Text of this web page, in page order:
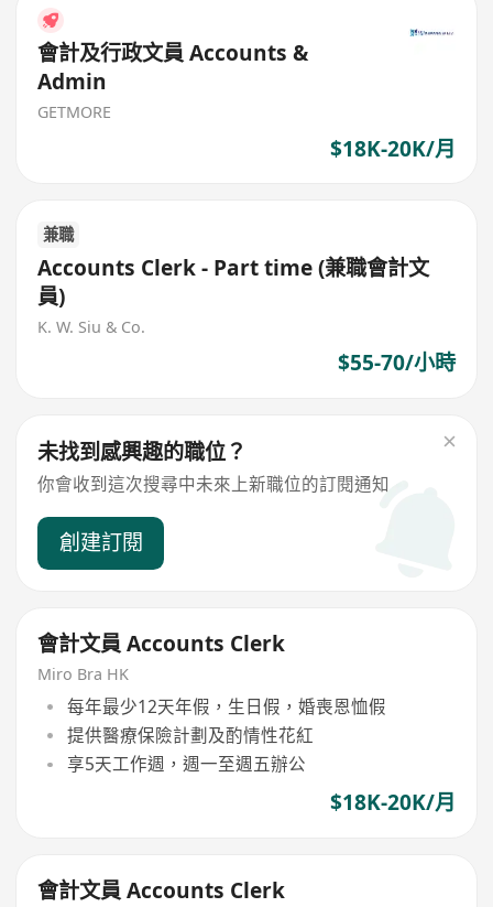
會計及行政文員 Accounts &
Admin
GETMORE
$18K-20K/月
兼職
Accounts Clerk - Part time (兼職會計文
員)
K. W. Siu & Co.
$55-70/小時
未找到感興趣的職位？
你會收到這次搜尋中未來上新職位的訂閱通知
創建訂閱
會計文員 Accounts Clerk
Miro Bra HK
每年最少12天年假，生日假，婚喪恩恤假
提供醫療保險計劃及酌情性花紅
享5天工作週，週一至週五辦公
$18K-20K/月
會計文員 Accounts Clerk